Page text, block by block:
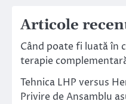
Articole
Când poate fi luată în
terapie
Tehnica LHP versus
Privire de Ansamblu